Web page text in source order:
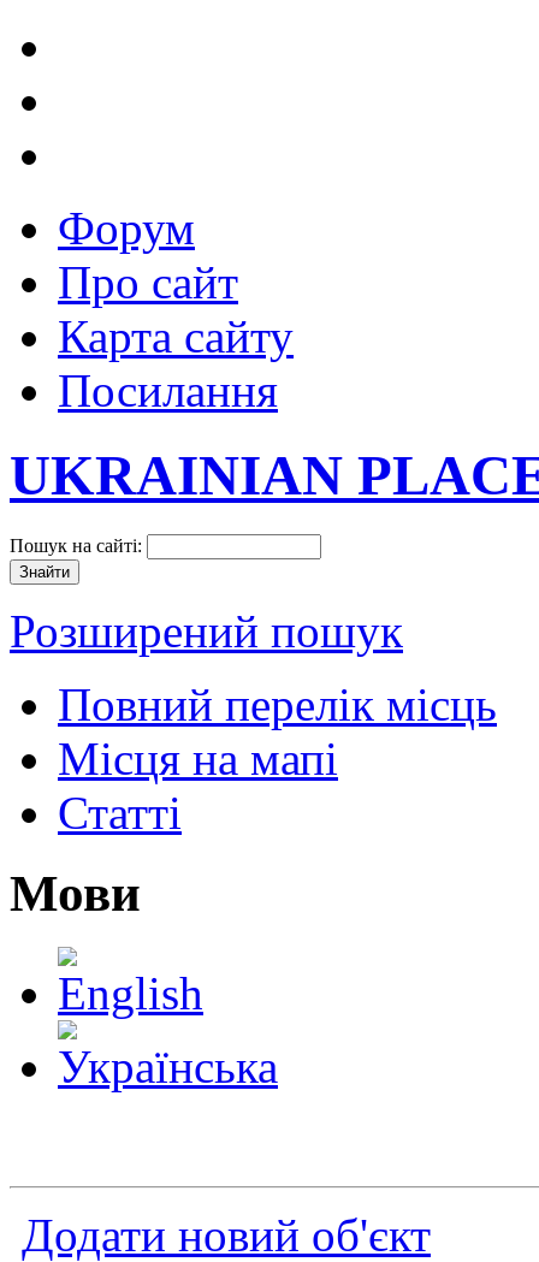
Форум
Про сайт
Карта сайту
Посилання
UKRAINIAN
Пошук на сайті:
Розширений пошук
Повний перелік місць
Місця на мапі
Статті
Мови
Додати новий об'єкт